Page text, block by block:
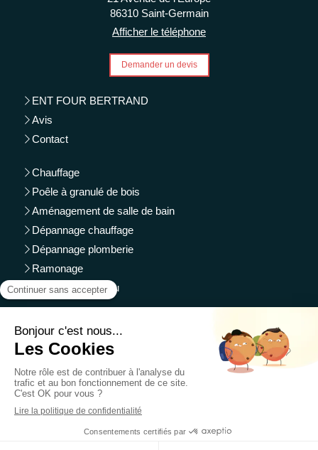
86310 Saint-Germain
Afficher le téléphone
Demander un devis
ENT FOUR BERTRAND
Avis
Contact
Chauffage
Poêle à granulé de bois
Aménagement de salle de bain
Dépannage chauffage
Dépannage plomberie
Ramonage
Traitement de l'eau
Gartempe.
Plan du site
Mentions légales
Création et référencement du site par Simplébo